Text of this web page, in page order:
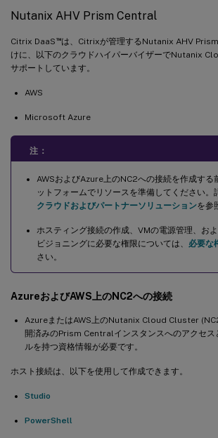
Nutanix AHV Prism Central
Citrix DaaS ™は、Citrixが管理するNutanix AHV
けに、以下のクラウドハイパーバイザーでNutanix
サポートしています。
AWS
Microsoft Azure
注：
AWSおよびAzure上のNC2への接続を作成する
ットフォームでリソースを準備してください。
クラウドおよびパートナーソリューションを参
ホスティング接続の作成、VMの電源管理、お
ビジョニングに必要な権限については、 必要な
さい。
AzureおよびAWS上のNC2への接続
AzureまたはAWS上のNutanix Cloud Cluster
開済みのPrism Centralインスタンスへのアクセ
ルを持つ資格情報が必要です。
ホスト接続は、以下を使用して作成できます。
Studio
PowerShell